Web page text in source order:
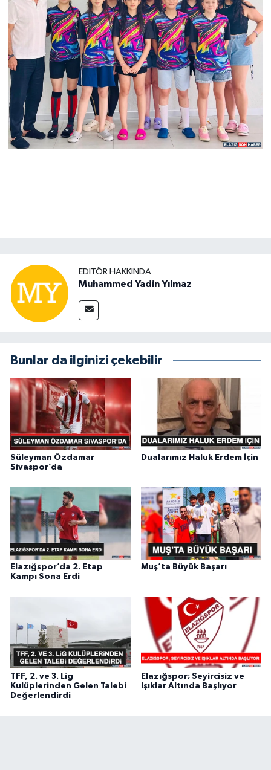
EDITÖR HAKKINDA
Muhammed Yadin Yılmaz
Bunlar da ilginizi çekebilir
Süleyman Özdamar
Sivaspor’da
Dualarımız Haluk Erdem İçin
Elazığspor’da 2. Etap
Kampı Sona Erdi
Muş’ta Büyük Başarı
TFF, 2. ve 3. Lig
Kulüplerinden Gelen Talebi
Değerlendirdi
Elazığspor; Seyircisiz ve
Işıklar Altında Başlıyor